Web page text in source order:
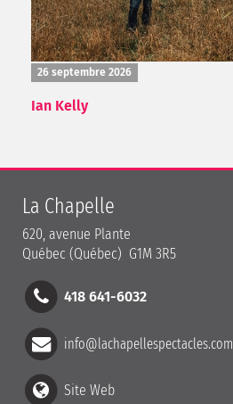
26 septembre 2026
Ian Kelly
La Chapelle
620, avenue Plante
Québec (Québec) G1M 3R5
418 641-6032
info@lachapellespectacles.com
Site Web